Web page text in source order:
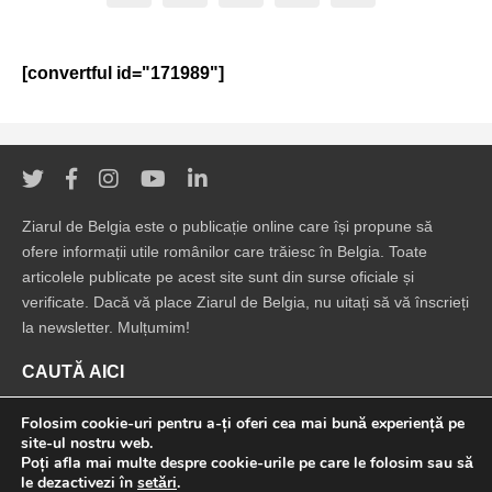
[convertful id="171989"]
Ziarul de Belgia este o publicație online care își propune să
ofere informații utile românilor care trăiesc în Belgia. Toate
articolele publicate pe acest site sunt din surse oficiale și
verificate. Dacă vă place Ziarul de Belgia, nu uitați să vă înscrieți
la newsletter. Mulțumim!
CAUTĂ AICI
Folosim cookie-uri pentru a-ți oferi cea mai bună experiență pe
site-ul nostru web.
Poți afla mai multe despre cookie-urile pe care le folosim sau să
le dezactivezi în setări.